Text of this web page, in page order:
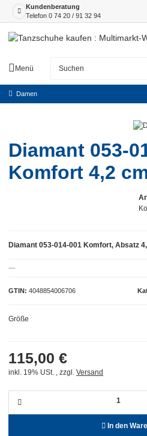
Kundenberatung
Telefon 0 74 20 / 91 32 94
Menü
Damen
Diamant 053-
Komfort 4,2
GTIN 4048854006706
Diamant 053-014-001 Komfort, Absatz
Größe
115,00 €
inkl. 19% USt. , zzgl. Versand
In den